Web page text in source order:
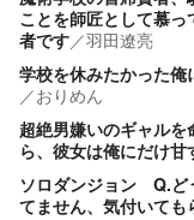
ことを師匠として慕
者です／羽田遼亮
学校を休みたかった
／おりめん
超絶男嫌いのギャル
ら、彼女は俺にだけ甘
ソロダンジョン Q.ど
てません、気付いても